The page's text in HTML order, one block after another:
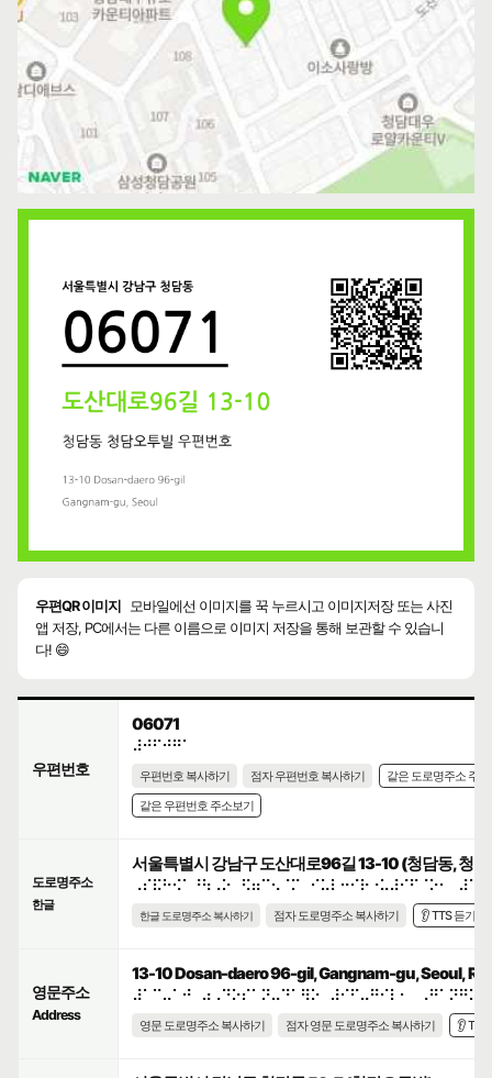
우편QR 이미지
모바일에선 이미지를 꾹 누르시고 이미지저장 또는 사진
앱 저장, PC에서는 다른 이름으로 이미지 저장을 통해 보관할 수 있습니
다! 😄
우편번호
06071
⠼⠚⠋⠚⠛⠁
우편번호 복사하기 점자 우편번호 복사하기
같은 도로명주소 주
같은 우편번호 주소보기
도로명주소
한글
서울특별시 강남구 도산대로96길 13-10 (청담동, 청
한글 도로명주소 복사하기 점자 도로명주소 복사하기 👂 TTS 듣기
영문주소
Address
13-10 Dosan-daero 96-gil, Gangnam-gu, Seoul,
영문 도로명주소 복사하기 점자 영문 도로명주소 복사하기 👂 TTS